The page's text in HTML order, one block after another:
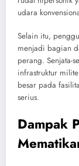
udara
Selain itu,
menjadi bagian
perang. Senjata-
infrastruktur
besar pada
serius.
Dampak